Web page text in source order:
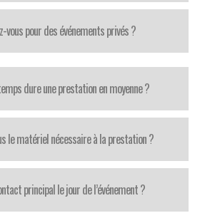
vous pour des événements privés ?
dure une prestation en moyenne ?
le matériel nécessaire à la prestation ?
principal le jour de l’événement ?